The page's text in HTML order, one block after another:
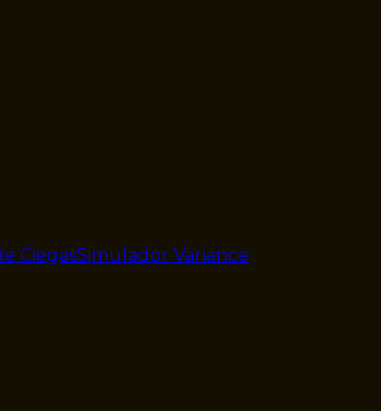
CiegasSimulador Variance